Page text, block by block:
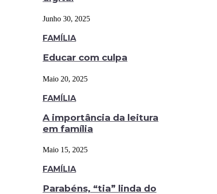
Junho 30, 2025
FAMÍLIA
Educar com culpa
Maio 20, 2025
FAMÍLIA
A importância da leitura
em família
Maio 15, 2025
FAMÍLIA
Parabéns, “tia” linda do